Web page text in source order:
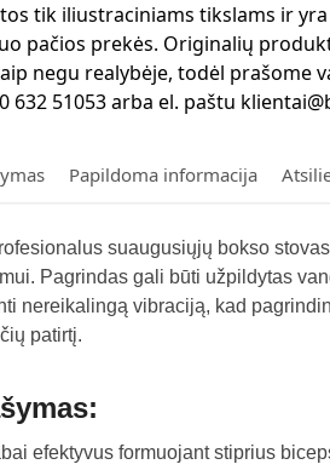
tik iliustraciniams tikslams ir
pačios prekės. Originalių
negu realybėje, todėl prašome
632 51053 arba el. paštu
Papildoma informacija
suaugusiųjų bokso
Pagrindas gali būti užpildytas
nereikalingą vibraciją, kad
patirtį.
efektyvus formuojant stiprius